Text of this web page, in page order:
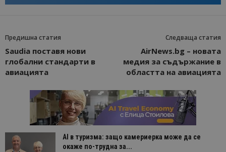
Предишна статия
Saudia поставя нови
глобални стандарти в
авиацията
Следваща статия
AirNews.bg – новата
медия за съдържание в
областта на авиацията
AI в туризма: защо камериерка може да се
окаже по-трудна за...